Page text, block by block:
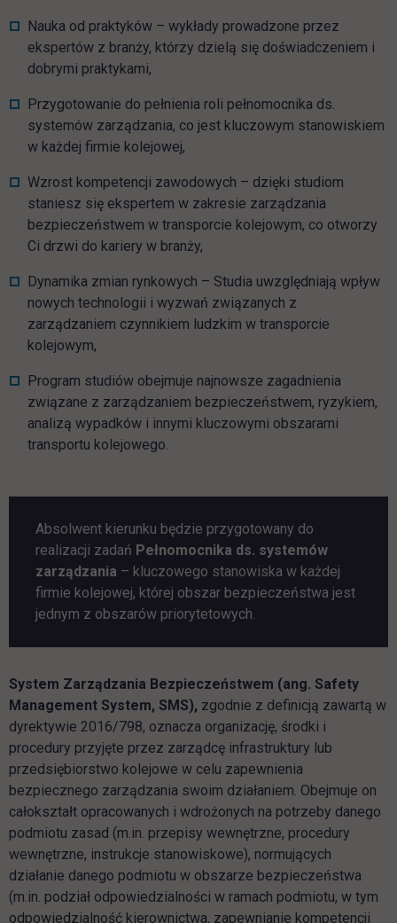
Nauka od praktyków – wykłady prowadzone przez
ekspertów z branży, którzy dzielą się doświadczeniem i
dobrymi praktykami,
Przygotowanie do pełnienia roli pełnomocnika ds.
systemów zarządzania, co jest kluczowym stanowiskiem
w każdej firmie kolejowej,
Wzrost kompetencji zawodowych – dzięki studiom
staniesz się ekspertem w zakresie zarządzania
bezpieczeństwem w transporcie kolejowym, co otworzy
Ci drzwi do kariery w branży,
Dynamika zmian rynkowych – Studia uwzględniają wpływ
nowych technologii i wyzwań związanych z
zarządzaniem czynnikiem ludzkim w transporcie
kolejowym,
Program studiów obejmuje najnowsze zagadnienia
związane z zarządzaniem bezpieczeństwem, ryzykiem,
analizą wypadków i innymi kluczowymi obszarami
transportu kolejowego.
Absolwent kierunku będzie przygotowany do
realizacji zadań Pełnomocnika ds. systemów
zarządzania – kluczowego stanowiska w każdej
firmie kolejowej, której obszar bezpieczeństwa jest
jednym z obszarów priorytetowych.
System Zarządzania Bezpieczeństwem (ang. Safety
Management System, SMS), zgodnie z definicją zawartą w
dyrektywie 2016/798, oznacza organizację, środki i
procedury przyjęte przez zarządcę infrastruktury lub
przedsiębiorstwo kolejowe w celu zapewnienia
bezpiecznego zarządzania swoim działaniem. Obejmuje on
całokształt opracowanych i wdrożonych na potrzeby danego
podmiotu zasad (m.in. przepisy wewnętrzne, procedury
wewnętrzne, instrukcje stanowiskowe), normujących
działanie danego podmiotu w obszarze bezpieczeństwa
(m.in. podział odpowiedzialności w ramach podmiotu, w tym
odpowiedzialność kierownictwa, zapewnianie kompetencji